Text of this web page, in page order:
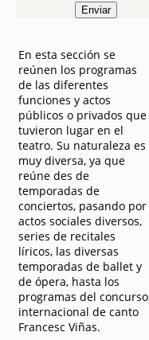
En esta sección se
reúnen los programas
de las diferentes
funciones y actos
públicos o privados que
tuvieron lugar en el
teatro. Su naturaleza es
muy diversa, ya que
reúne des de
temporadas de
conciertos, pasando por
actos sociales diversos,
series de recitales
líricos, las diversas
temporadas de ballet y
de ópera, hasta los
programas del concurso
internacional de canto
Francesc Viñas.